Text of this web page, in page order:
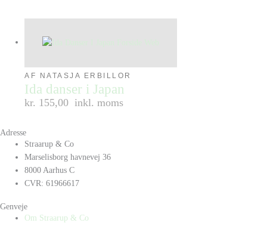
AF NATASJA ERBILLOR
Ida danser i Japan
kr. 155,00 inkl. moms
Adresse
Straarup & Co
Marselisborg havnevej 36
8000 Aarhus C
CVR: 61966617
Genveje
Om Straarup & Co